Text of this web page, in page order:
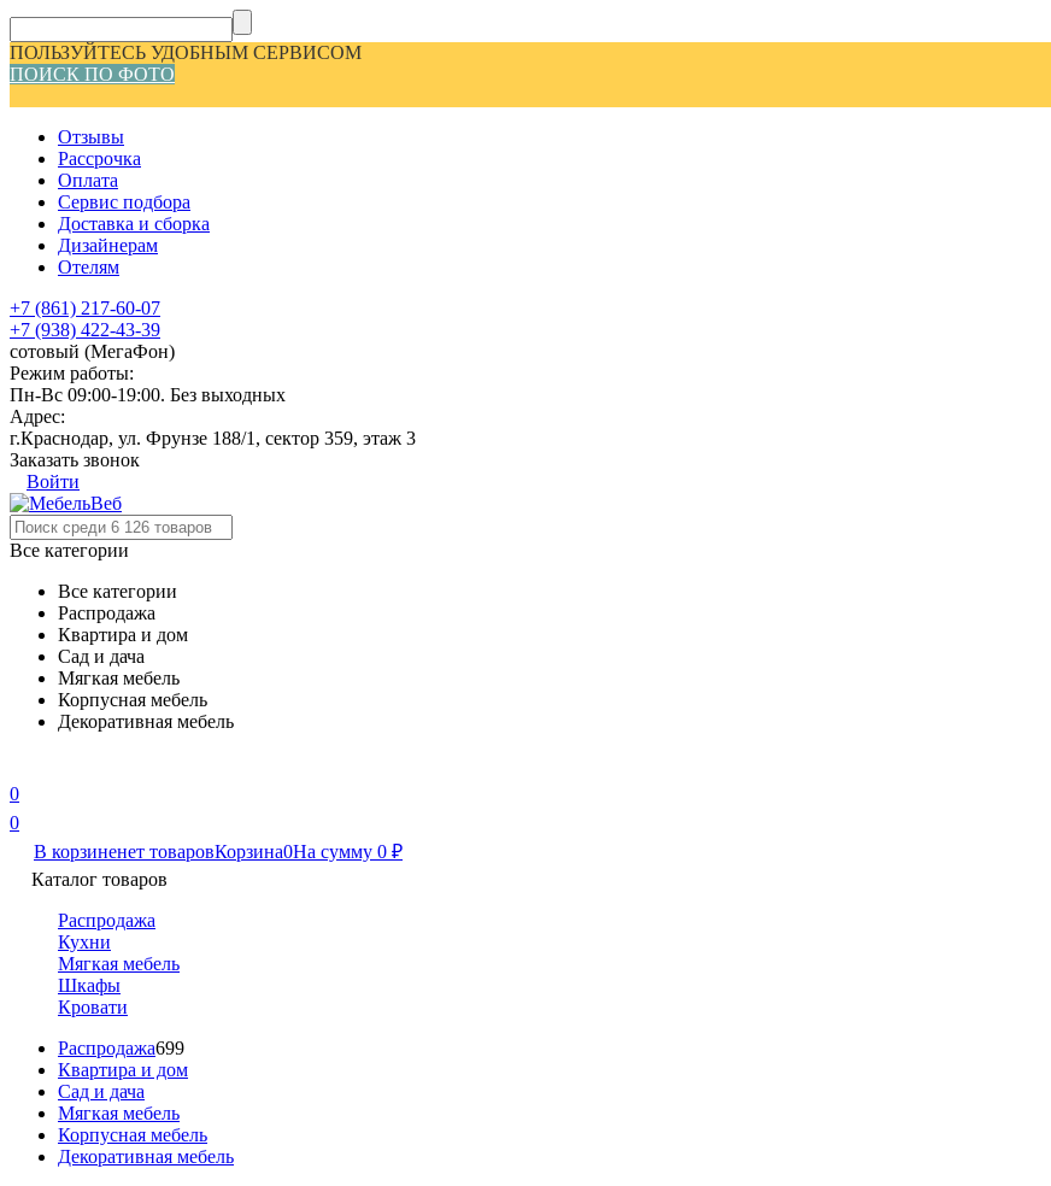
ПОЛЬЗУЙТЕСЬ УДОБНЫМ СЕРВИСОМ
ПОИСК ПО ФОТО
Отзывы
Рассрочка
Оплата
Сервис подбора
Доставка и сборка
Дизайнерам
Отелям
+7 (861) 217-60-07
+7 (938) 422-43-39
сотовый (МегаФон)
Режим работы:
Пн-Вс 09:00-19:00. Без выходных
Адрес:
г.Краснодар, ул. Фрунзе 188/1, сектор 359, этаж 3
Заказать звонок
Войти
Все категории
Все категории
Распродажа
Квартира и дом
Сад и дача
Мягкая мебель
Корпусная мебель
Декоративная мебель
0
0
В корзиненет товаровКорзина0На сумму 0 ₽
Каталог товаров
Распродажа
Кухни
Мягкая мебель
Шкафы
Кровати
Распродажа699
Квартира и дом
Сад и дача
Мягкая мебель
Корпусная мебель
Декоративная мебель